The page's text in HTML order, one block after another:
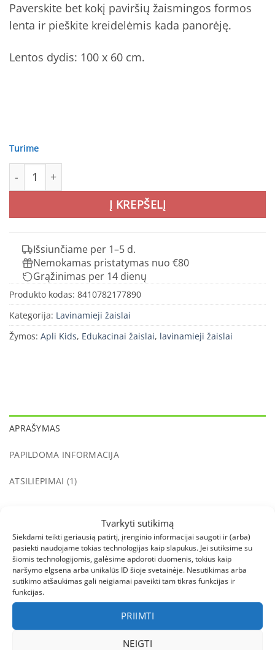
Tvarkyti sutikimą
Siekdami teikti geriausią patirtį, įrenginio informacijai saugoti ir (arba)
pasiekti naudojame tokias technologijas kaip slapukus. Jei sutiksime su
šiomis technologijomis, galėsime apdoroti duomenis, tokius kaip
naršymo elgsena arba unikalūs ID šioje svetainėje. Nesutikimas arba
sutikimo atšaukimas gali neigiamai paveikti tam tikras funkcijas ir
funkcijas.
PRIIMTI
NEIGTI
Paverskite bet kokį paviršių žaismingos formos
lenta ir pieškite kreidelėmis kada panorėję.
Lentos dydis: 100 x 60 cm.
Turime
produkto kiekis: Juoda lipni kreidinė lenta Raketa - Apli
Į KREPŠELĮ
Išsiunčiame per 1–5 d.
Nemokamas pristatymas nuo €80
Grąžinimas per 14 dienų
Produkto kodas: 8410782177890
Kategorija: Lavinamieji žaislai
Žymos: Apli Kids, Edukacinai žaislai, lavinamieji žaislai
APRAŠYMAS
PAPILDOMA INFORMACIJA
ATSILIEPIMAI (1)
Gamintojas– Apli Kids.
Amžius tinkami žaislai, skirti mokytis, žaisti ir
tyrinėti.
APLI KIDS ŽAISLAI
Ženkite į pasaulį, kuriame viskas įmanoma. Į
pasaulį, kupiną spalvų ir kūrybiškumo. Tas